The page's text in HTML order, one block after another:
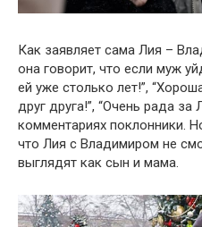
Как заявляет сама Лия –
она говорит, что если муж
ей уже столько лет!”,
друг друга!”, “Очень рада
комментариях поклонники.
что Лия с Владимиром не
выглядят как сын и мама.